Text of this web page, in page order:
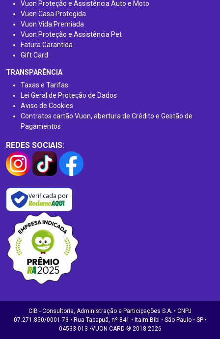
Vuon Proteção e Assistência Auto e Moto
Vuon Casa Protegida
Vuon Vida Premiada
Vuon Proteção e Assistência Pet
Fatura Garantida
Gift Card
TRANSPARÊNCIA
Taxas e Tarifas
Lei Geral de Proteção de Dados
Aviso de Cookies
Contratos cartão Vuon, abertura de Crédito e Gestão de
Pagamentos
REDES SOCIAIS:
Verificada por
CIB - Consultoria, Administração e Participações S.A. • CNPJ
07.271.850/0001-73 • Rua Tabapuã, nº 841 • Itaim Bibi • São Paulo • SP •
04533-013 •VUON CARD ® 2018-2026